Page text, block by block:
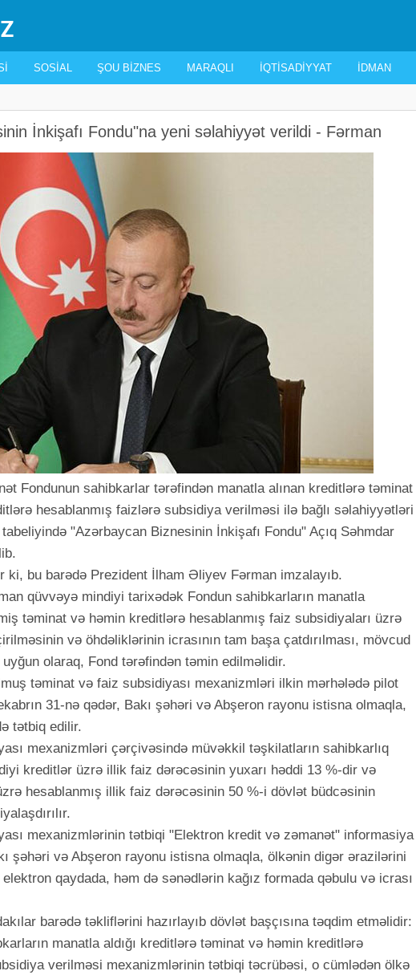
SOSIAL ŞOU BIZNES MARAQLI İQTISADIYYAT İDMAN
İnkişafı Fondu"na yeni səlahiyyət verildi - Fərman
Fondunun sahibkarlar tərəfindən manatla alınan kreditlərə təminat
hesablanmış faizlərə subsidiya verilməsi ilə bağlı səlahiyyətləri
"Azərbaycan Biznesinin İnkişafı Fondu" Açıq Səhmdar
ki, bu barədə Prezident İlham Əliyev Fərman imzalayıb.
qüvvəyə mindiyi tarixədək Fondun sahibkarların manatla
təminat və həmin kreditlərə hesablanmış faiz subsidiyaları üzrə
və öhdəliklərinin icrasının tam başa çatdırılması, mövcud
olaraq, Fond tərəfindən təmin edilməlidir.
təminat və faiz subsidiyası mexanizmləri ilkin mərhələdə pilot
31-nə qədər, Bakı şəhəri və Abşeron rayonu istisna olmaqla,
tətbiq edilir.
mexanizmləri çərçivəsində müvəkkil təşkilatların sahibkarlıq
kreditlər üzrə illik faiz dərəcəsinin yuxarı həddi 13 %-dir və
hesablanmış illik faiz dərəcəsinin 50 %-i dövlət büdcəsinin
mexanizmlərinin tətbiqi "Elektron kredit və zəmanət" informasiya
şəhəri və Abşeron rayonu istisna olmaqla, ölkənin digər ərazilərini
qaydada, həm də sənədlərin kağız formada qəbulu və icrası
barədə təkliflərini hazırlayıb dövlət başçısına təqdim etməlidir:
manatla aldığı kreditlərə təminat və həmin kreditlərə
verilməsi mexanizmlərinin tətbiqi təcrübəsi, o cümlədən ölkə